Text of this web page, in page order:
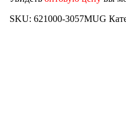
SKU: 621000-3057MUG